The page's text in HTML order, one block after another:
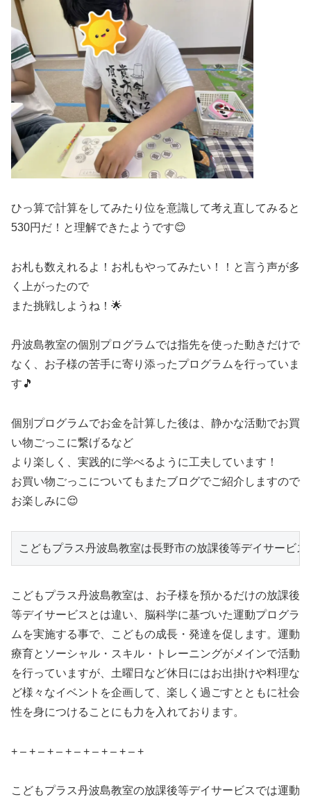
ひっ算で計算をしてみたり位を意識して考え直してみると
530円だ！と理解できたようです😊
お札も数えれるよ！お札もやってみたい！！と言う声が多
く上がったので
また挑戦しようね！🌟
丹波島教室の個別プログラムでは指先を使った動きだけで
なく、お子様の苦手に寄り添ったプログラムを行っていま
す🎵
個別プログラムでお金を計算した後は、静かな活動でお買
い物ごっこに繋げるなど
より楽しく、実践的に学べるように工夫しています！
お買い物ごっこについてもまたブログでご紹介しますので
お楽しみに😌
こどもプラス丹波島教室は長野市の放課後等デイサービス
こどもプラス丹波島教室は、お子様を預かるだけの放課後
等デイサービスとは違い、脳科学に基づいた運動プログラ
ムを実施する事で、こどもの成長・発達を促します。運動
療育とソーシャル・スキル・トレーニングがメインで活動
を行っていますが、土曜日など休日にはお出掛けや料理な
ど様々なイベントを企画して、楽しく過ごすとともに社会
性を身につけることにも力を入れております。
+ – + – + – + – + – + – + – +
こどもプラス丹波島教室の放課後等デイサービスでは運動